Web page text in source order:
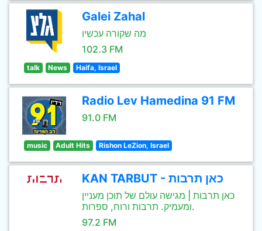
Galei Zahal
מה שקורה עכשיו
102.3 FM
talk News Haifa, Israel
Radio Lev Hamedina 91 FM
91.0 FM
music Adult Hits Rishon LeZion, Israel
KAN TARBUT - כאן תרבות
כאן תרבות | מגישה עולם של תוכן מעניין
ומעמיק. תרבות ורוח, ספרות.
97.2 FM